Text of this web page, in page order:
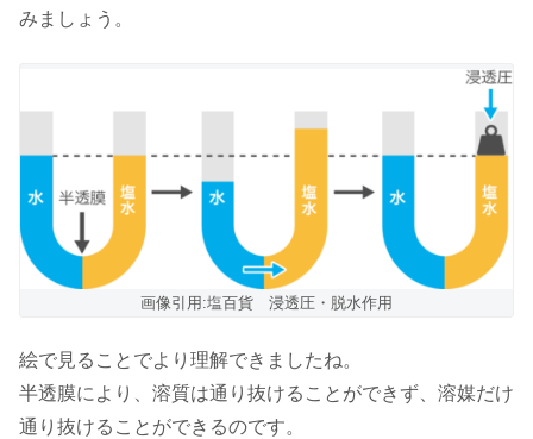
みましょう。
画像引用:塩百貨 浸透圧・脱水作用
絵で見ることでより理解できましたね。
半透膜により、溶質は通り抜けることができず、溶媒だけ
通り抜けることができるのです。